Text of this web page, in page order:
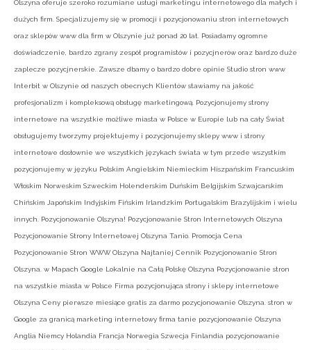
Olszyna oferuje szeroko rozumiane usługi marketingu internetowego dla małych i
dużych firm. Specjalizujemy się w promocji i pozycjonowaniu stron internetowych
oraz sklepów www dla firm w Olszynie już ponad 20 lat. Posiadamy ogromne
doświadczenie, bardzo zgrany zespół programistów i pozycjnerów oraz bardzo duże
zaplecze pozycjnerskie. Zawsze dbamy o bardzo dobre opinie Studio stron www
Interbit w Olszynie od naszych obecnych Klientów stawiamy na jakość
profesjonalizm i kompleksową obsługę marketingową. Pozycjonujemy strony
internetowe na wszystkie możliwe miasta w Polsce w Europie lub na cały Świat
obsługujemy tworzymy projektujemy i pozycjonujemy sklepy www i strony
internetowe dosłownie we wszystkich językach świata w tym przede wszystkim
pozycjonujemy w języku Polskim Angielskim Niemieckim Hiszpańskim Francuskim
Włoskim Norweskim Szweckim Holenderskim Duńskim Belgijskim Szwajcarskim
Chińskim Japońskim Indyjskim Fińskim Irlandzkim Portugalskim Brazylijskim i wielu
innych. Pozycjonowanie Olszyna! Pozycjonowanie Stron Internetowych Olszyna
Pozycjonowanie Strony Internetowej Olszyna Tanio. Promocja Cena
Pozycjonowanie Stron WWW Olszyna Najtaniej Cennik Pozycjonowanie Stron
Olszyna. w Mapach Google Lokalnie na Całą Polskę Olszyna Pozycjonowanie stron
na wszystkie miasta w Polsce Firma pozycjonująca strony i sklepy internetowe
Olszyna Ceny pierwsze miesiące gratis za darmo pozycjonowanie Olszyna. stron w
Google za granicą marketing internetowy firma tanie pozycjonowanie Olszyna
Anglia Niemcy Holandia Francja Norwegia Szwecja Finlandia pozycjonowanie